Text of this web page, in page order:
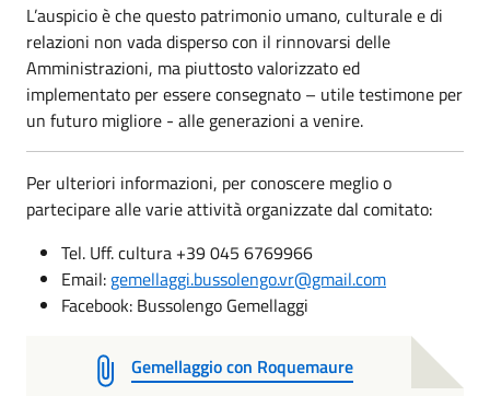
L’auspicio è che questo patrimonio umano, culturale e di
relazioni non vada disperso con il rinnovarsi delle
Amministrazioni, ma piuttosto valorizzato ed
implementato per essere consegnato – utile testimone per
un futuro migliore - alle generazioni a venire.
Per ulteriori informazioni, per conoscere meglio o
partecipare alle varie attività organizzate dal comitato:
Tel. Uff. cultura +39 045 6769966
Email: gemellaggi.bussolengo.vr@gmail.com
Facebook: Bussolengo Gemellaggi
Gemellaggio con Roquemaure